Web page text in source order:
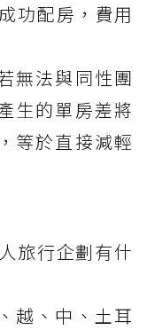
功配房，費用
無法與同性團
生的單房差將
等於直接減輕
旅行企劃有什
越、中、土耳